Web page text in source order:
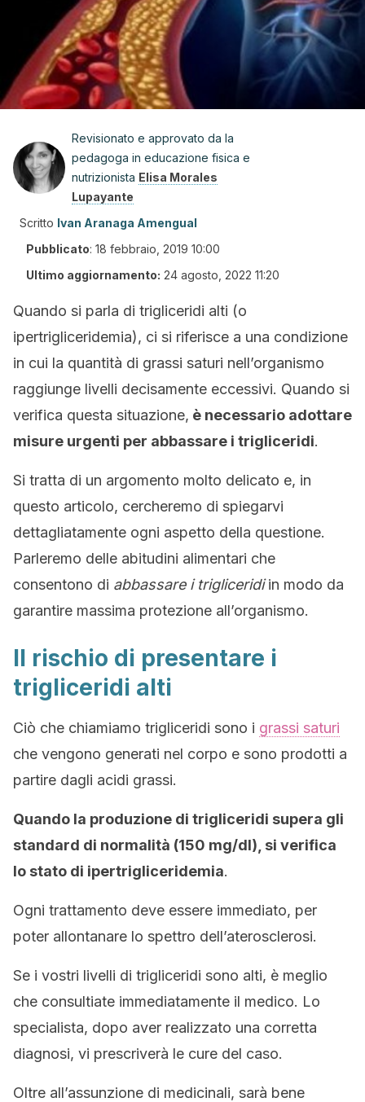
Revisionato e approvato da la
pedagoga in educazione fisica e
nutrizionista Elisa Morales
Lupayante
Scritto Ivan Aranaga Amengual
Pubblicato: 18 febbraio, 2019 10:00
Ultimo aggiornamento: 24 agosto, 2022 11:20
Quando si parla di trigliceridi alti (o
ipertrigliceridemia), ci si riferisce a una condizione
in cui la quantità di grassi saturi nell’organismo
raggiunge livelli decisamente eccessivi. Quando si
verifica questa situazione, è necessario adottare
misure urgenti per abbassare i trigliceridi.
Si tratta di un argomento molto delicato e, in
questo articolo, cercheremo di spiegarvi
dettagliatamente ogni aspetto della questione.
Parleremo delle abitudini alimentari che
consentono di abbassare i trigliceridiin modo da
garantire massima protezione all’organismo.
Il rischio di presentare i
trigliceridi alti
Ciò che chiamiamo trigliceridi sono i grassi saturi
che vengono generati nel corpo e sono prodotti a
partire dagli acidi grassi.
Quando la produzione di trigliceridi supera gli
standard di normalità (150 mg/dl), si verifica
lo stato di ipertrigliceridemia.
Ogni trattamento deve essere immediato, per
poter allontanare lo spettro dell’aterosclerosi.
Se i vostri livelli di trigliceridi sono alti, è meglio
che consultiate immediatamente il medico. Lo
specialista, dopo aver realizzato una corretta
diagnosi, vi prescriverà le cure del caso.
Oltre all’assunzione di medicinali, sarà bene